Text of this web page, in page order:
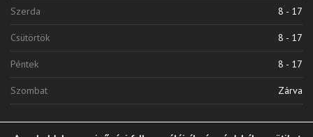
Szerda 8 - 17
Csütörtök 8 - 17
Péntek 8 - 17
Szombat Zárva